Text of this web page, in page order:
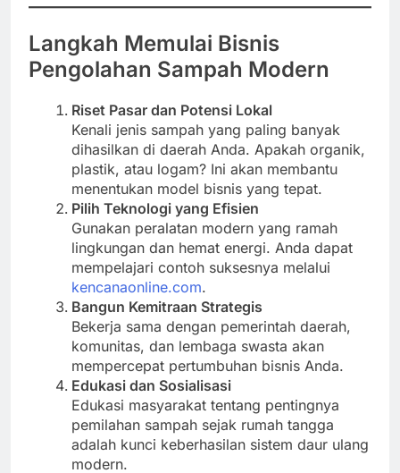
Langkah Memulai Bisnis
Pengolahan Sampah Modern
Riset Pasar dan Potensi Lokal
Kenali jenis sampah yang paling banyak
dihasilkan di daerah Anda. Apakah organik,
plastik, atau logam? Ini akan membantu
menentukan model bisnis yang tepat.
Pilih Teknologi yang Efisien
Gunakan peralatan modern yang ramah
lingkungan dan hemat energi. Anda dapat
mempelajari contoh suksesnya melalui
kencanaonline.com.
Bangun Kemitraan Strategis
Bekerja sama dengan pemerintah daerah,
komunitas, dan lembaga swasta akan
mempercepat pertumbuhan bisnis Anda.
Edukasi dan Sosialisasi
Edukasi masyarakat tentang pentingnya
pemilahan sampah sejak rumah tangga
adalah kunci keberhasilan sistem daur ulang
modern.